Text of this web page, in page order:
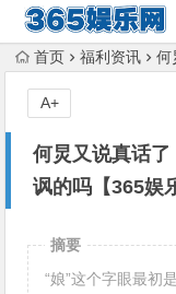
首页 福利资讯 何
何炅又说真话
讽的吗【365娱
A+
摘要
“娘”这个字眼最初